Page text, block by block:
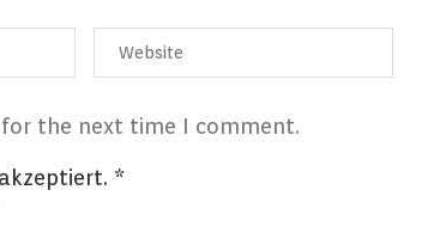
the next time I comment.
*